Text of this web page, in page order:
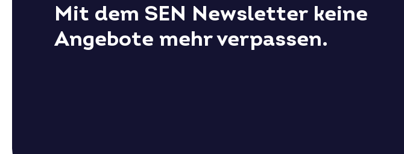
Mit dem SEN Newsletter keine
Angebote mehr verpassen.